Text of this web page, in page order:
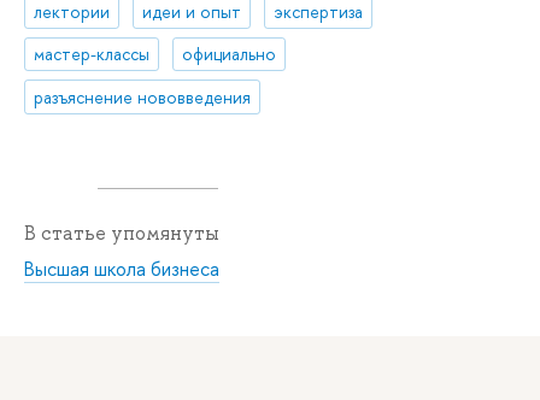
лектории идеи и опыт
экспертиза
мастер-классы
официально
разъяснение нововведения
В статье упомянуты
Высшая школа бизнеса